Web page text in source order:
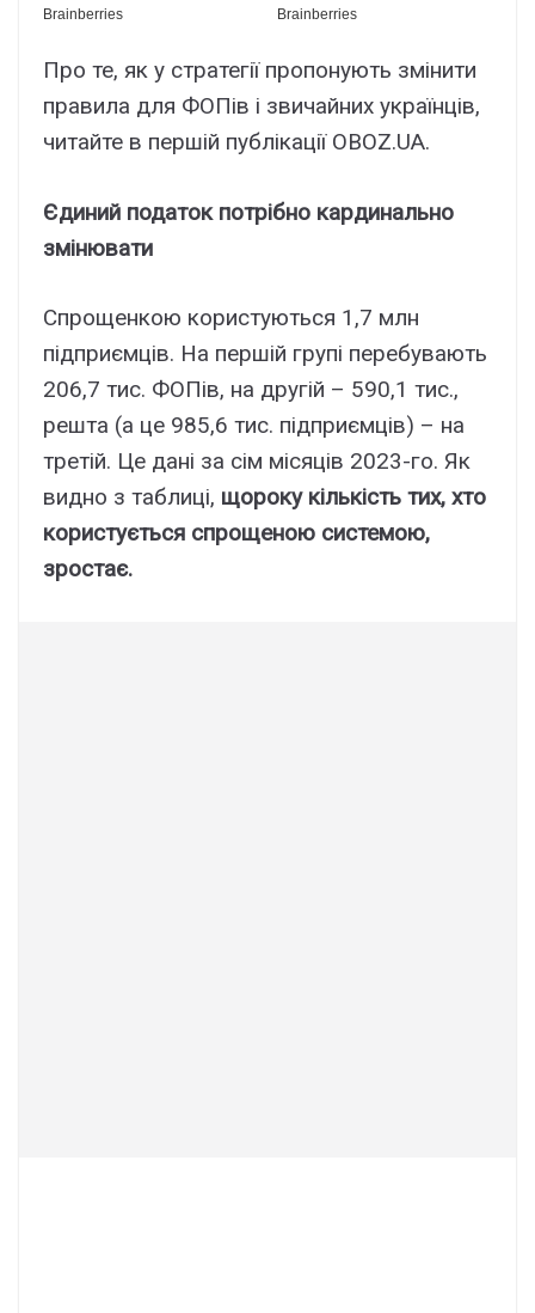
Про те, як у стратегії пропонують змінити
правила для ФОПів і звичайних українців,
читайте в першій публікації OBOZ.UA.
Єдиний податок потрібно кардинально
змінювати
Спрощенкою користуються 1,7 млн
підприємців. На першій групі перебувають
206,7 тис. ФОПів, на другій – 590,1 тис.,
решта (а це 985,6 тис. підприємців) – на
третій. Це дані за сім місяців 2023-го. Як
видно з таблиці, щороку кількість тих, хто
користується спрощеною системою,
зростає.